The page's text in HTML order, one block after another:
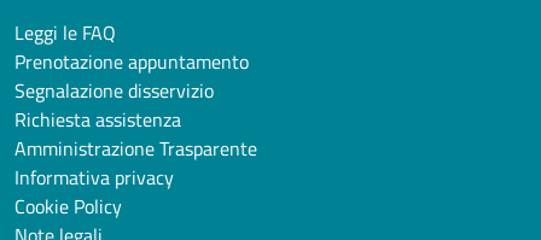
Leggi le FAQ
Prenotazione appuntamento
Segnalazione disservizio
Richiesta assistenza
Amministrazione Trasparente
Informativa privacy
Cookie Policy